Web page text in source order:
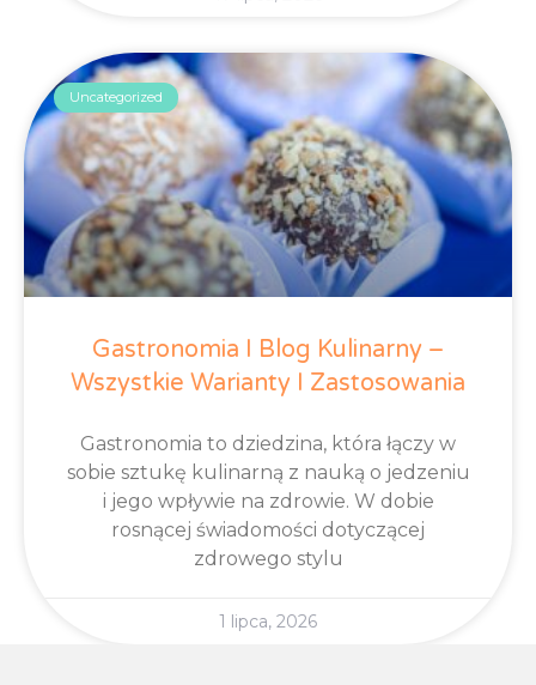
Uncategorized
Gastronomia I Blog Kulinarny –
Wszystkie Warianty I Zastosowania
Gastronomia to dziedzina, która łączy w
sobie sztukę kulinarną z nauką o jedzeniu
i jego wpływie na zdrowie. W dobie
rosnącej świadomości dotyczącej
zdrowego stylu
1 lipca, 2026